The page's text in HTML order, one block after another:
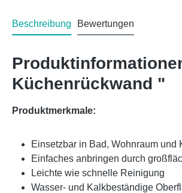
Beschreibung Bewertungen
Küchenrückwand "
Produktmerkmale:
Einsetzbar in Bad, Wohnraum und
Einfaches anbringen durch
Leichte wie schnelle Reinigung
Wasser- und Kalkbeständige